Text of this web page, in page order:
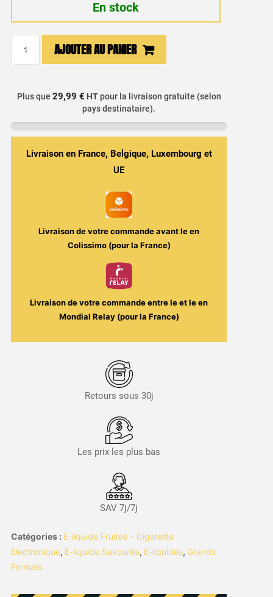
En stock
Pastèque
Melon
50ml
AJOUTER AU PANIER
Plus que 29,99 € HTpour la livraison gratuite (selon
pays destinataire).
Livraison en France, Belgique, Luxembourg et
UE
Livraison de votre commande avant leen
Colissimo (pour la France)
Livraison de votre commande entre leet leen
Mondial Relay (pour la France)
Retours sous 30j
Les prix les plus bas
SAV 7j/7j
Catégories : E-liquide Fruitée - Cigarette
Electronique, E-liquide Savouréa, E-liquides, Grands
Formats